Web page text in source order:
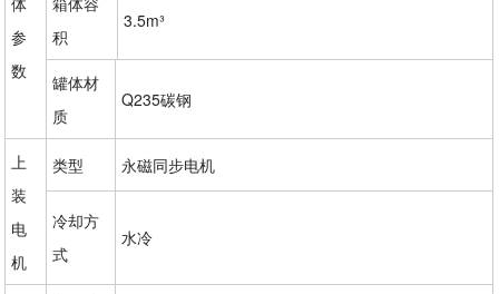
参
数
积
3.5m³
罐体材
质
Q235碳钢
上
装
电
机
类型 永磁同步电机
冷却方
式
水冷